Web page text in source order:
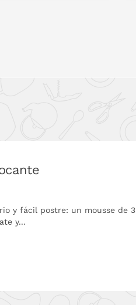
y fácil postre: un mousse de 3
y...